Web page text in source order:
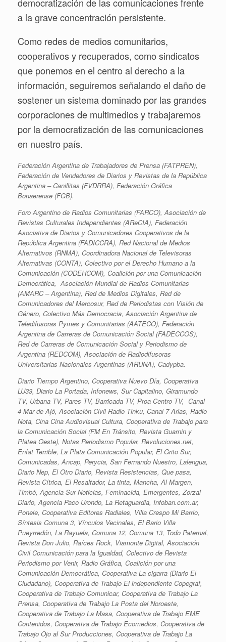
a la grave concentración persistente.
Como redes de medios comunitarios,
cooperativos y recuperados, como sindicatos
que ponemos en el centro al derecho a la
información, seguiremos señalando el daño de
sostener un sistema dominado por las grandes
corporaciones de multimedios y trabajaremos
por la democratización de las comunicaciones
en nuestro país.
Federación Argentina de Trabajadores de Prensa (FATPREN),
Federación de Vendedores de Diarios y Revistas de la República
Argentina – Canillitas (FVDRRA), Federación Gráfica
Bonaerense (FGB).
Foro Argentino de Radios Comunitarias (FARCO), Asociación de
Revistas Culturales Independientes (AReCIA), Federación
Asociativa de Diarios y Comunicadores Cooperativos de la
República Argentina (FADICCRA), Red Nacional de Medios
Alternativos (RNMA), Coordinadora Nacional de Televisoras
Alternativas (CONTA), Colectivo por el Derecho Humano a la
Comunicación (CODEHCOM), Coalición por una Comunicación
Democrática, Asociación Mundial de Radios Comunitarias
(AMARC – Argentina), Red de Medios Digitales, Red de
Comunicadores del Mercosur, Red de Periodistas con Visión de
Género, Colectivo Más Democracia, Asociación Argentina de
Teledifusoras Pymes y Comunitarias (AATECO), Federación
Argentina de Carreras de Comunicación Social (FADECCOS),
Red de Carreras de Comunicación Social y Periodismo de
Argentina (REDCOM), Asociación de Radiodifusoras
Universitarias Nacionales Argentinas (ARUNA), Cadypba.
Diario Tiempo Argentino, Cooperativa Nuevo Día, Cooperativa
LU33, Diario La Portada, Infonews, Sur Capitalino, Giramundo
TV, Urbana TV, Pares TV, Barricada TV, Proa Centro TV, Canal
4 Mar de Ajó, Asociación Civil Radio Tinku, Canal 7 Arias, Radio
Nota, Cina Cina Audiovisual Cultura, Cooperativa de Trabajo para
la Comunicación Social (FM En Tránsito, Revista Guarnin y
Platea Oeste), Notas Periodismo Popular, Revoluciones.net,
Enfat Terrible, La Plata Comunicación Popular, El Grito Sur,
Comunicadas, Ancap, Perycia, San Fernando Nuestro, Lalengua,
Diario Nep, El Otro Diario, Revista Resistencias, Que pasa,
Revista Cítrica, El Resaltador, La tinta, Mancha, Al Margen,
Timbó, Agencia Sur Noticias, Feminacida, Emergentes, Zorzal
Diario, Agencia Paco Urondo, La Retaguardia, Infoban.com.ar,
Ponele, Cooperativa Editores Radiales, Villa Crespo Mi Barrio,
Síntesis Comuna 3, Vínculos Vecinales, El Bario Villa
Pueyrredón, La Rayuela, Comuna 12, Comuna 13, Todo Paternal,
Revista Don Julio, Raíces Rock, Viamonte Digital, Asociación
Civil Comunicación para la Igualdad, Colectivo de Revista
Periodismo por Venir, Radio Gráfica, Coalición por una
Comunicación Democrática, Cooperativa La cigarra (Diario El
Ciudadano), Cooperativa de Trabajo El independiente Copegraf,
Cooperativa de Trabajo Comunicar, Cooperativa de Trabajo La
Prensa, Cooperativa de Trabajo La Posta del Noroeste,
Cooperativa de Trabajo La Masa, Cooperativa de Trabajo EME
Contenidos, Cooperativa de Trabajo Ecomedios, Cooperativa de
Trabajo Ojo al Sur Producciones, Cooperativa de Trabajo La